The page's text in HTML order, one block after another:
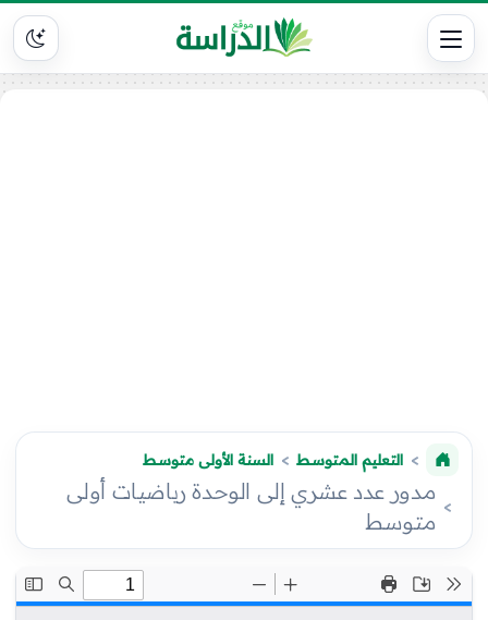
التعليم المتوسط السنة الأولى متوسط
مدور عدد عشري إلى الوحدة رياضيات أولى
متوسط